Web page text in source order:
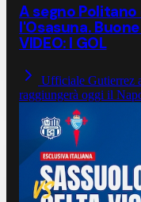
A segno
l'Osasuna.
VIDEO: I GOL
Ufficiale Gutierrez
raggiungerà oggi il